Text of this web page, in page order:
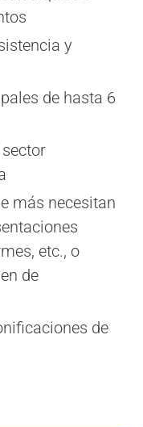
y
de hasta 6
más necesitan
etc., o
de
de